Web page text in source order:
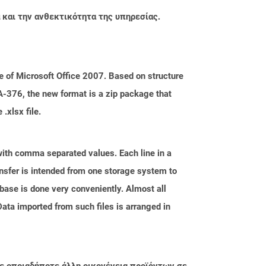
την ανθεκτικότητα της υπηρεσίας.
of Microsoft Office 2007. Based on structure
376, the new format is a zip package that
.xlsx file.
comma separated values. Each line in a
is intended from one storage system to
is done very conveniently. Almost all
imported from such files is arranged in